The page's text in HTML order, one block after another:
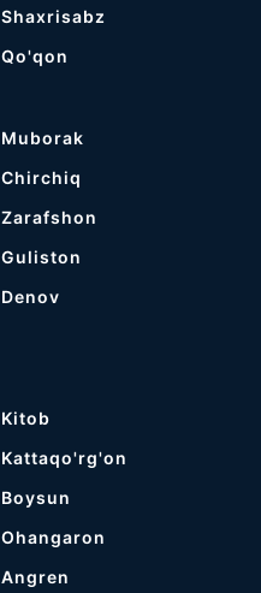
Shaxrisabz
Qo'qon
Muborak
Chirchiq
Zarafshon
Guliston
Denov
Kitob
Kattaqo'rg'on
Boysun
Ohangaron
Angren